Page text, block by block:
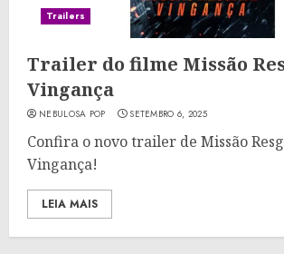
Trailers
Trailer do filme Missão
Vingança
NEBULOSA POP SETEMBRO 6, 2025
Confira o novo trailer de Missão
Vingança!
LEIA MAIS